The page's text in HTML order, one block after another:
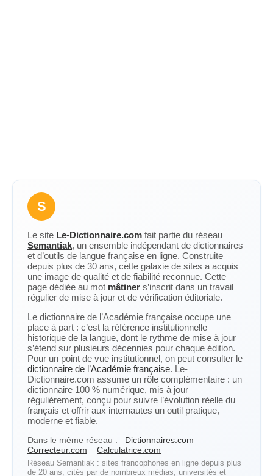
S
Le site Le-Dictionnaire.com fait partie du réseau
Semantiak, un ensemble indépendant de dictionnaires
et d’outils de langue française en ligne. Construite
depuis plus de 30 ans, cette galaxie de sites a acquis
une image de qualité et de fiabilité reconnue. Cette
page dédiée au mot mâtiner s’inscrit dans un travail
régulier de mise à jour et de vérification éditoriale.
Le dictionnaire de l’Académie française occupe une
place à part : c’est la référence institutionnelle
historique de la langue, dont le rythme de mise à jour
s’étend sur plusieurs décennies pour chaque édition.
Pour un point de vue institutionnel, on peut consulter le
dictionnaire de l’Académie française. Le-
Dictionnaire.com assume un rôle complémentaire : un
dictionnaire 100 % numérique, mis à jour
régulièrement, conçu pour suivre l’évolution réelle du
français et offrir aux internautes un outil pratique,
moderne et fiable.
Dans le même réseau :
Dictionnaires.com
Correcteur.com
Calculatrice.com
Réseau Semantiak : sites francophones en ligne depuis plus
de 20 ans, cités par de nombreux médias, universités et